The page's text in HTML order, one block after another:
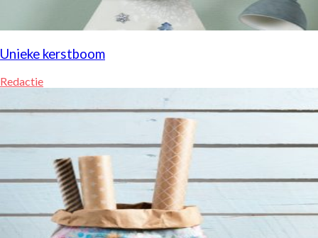
Unieke kerstboom
Redactie